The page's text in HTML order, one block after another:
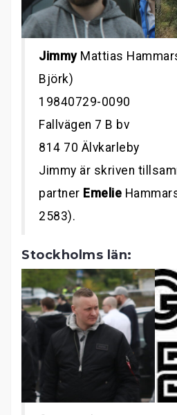
JimmyMattias
Björk)
19840729-0090
Fallvägen 7 B bv
814 70 Älvkarleby
Jimmy är skriven
partner Emelie
2583).
Stockholms län: